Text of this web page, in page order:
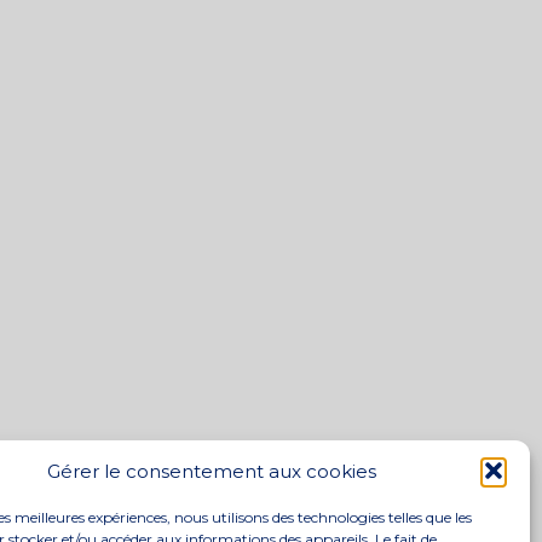
Gérer le consentement aux cookies
meilleures expériences, nous utilisons des technologies telles que les